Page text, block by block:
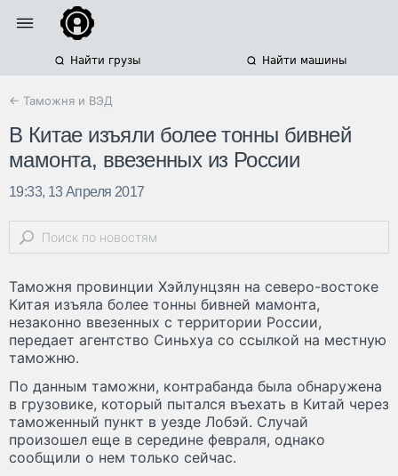
Найти грузы Найти машины
← Таможня и ВЭД
В Китае изъяли более тонны бивней
мамонта, ввезенных из России
19:33, 13 Апреля 2017
Таможня провинции Хэйлунцзян на северо-востоке
Китая изъяла более тонны бивней мамонта,
незаконно ввезенных с территории России,
передает агентство Синьхуа со ссылкой на местную
таможню.
По данным таможни, контрабанда была обнаружена
в грузовике, который пытался въехать в Китай через
таможенный пункт в уезде Лобэй. Случай
произошел еще в середине февраля, однако
сообщили о нем только сейчас.